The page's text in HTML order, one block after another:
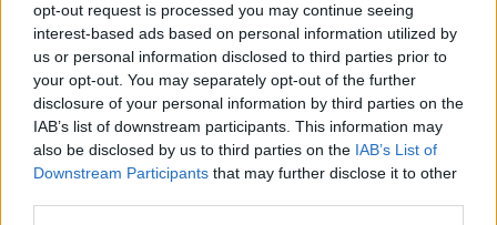
opt-out request is processed you may continue seeing
interest-based ads based on personal information utilized by
us or personal information disclosed to third parties prior to
your opt-out. You may separately opt-out of the further
disclosure of your personal information by third parties on the
IAB’s list of downstream participants. This information may
also be disclosed by us to third parties on the IAB’s List of
Downstream Participants that may further disclose it to other
Το FIAT 500 Hybrid τώρα από 18.990 ευρώ
Ντουράντ: "Ο Γιάννης θα
μπορούσε να 'ναι ο κορυφαίος
όλων"! (vid)
Οι διακοπές των Γάλλων του
Παναθηναϊκού με τέσσερις
συμπατριώτες τους στη Μύκονο
(pic)